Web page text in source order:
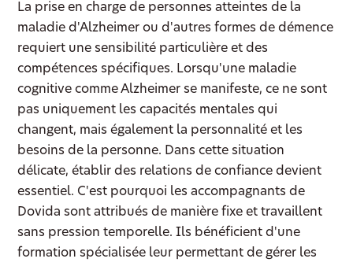
La prise en charge de personnes atteintes de la
maladie d'Alzheimer ou d'autres formes de démence
requiert une sensibilité particulière et des
compétences spécifiques. Lorsqu'une maladie
cognitive comme Alzheimer se manifeste, ce ne sont
pas uniquement les capacités mentales qui
changent, mais également la personnalité et les
besoins de la personne. Dans cette situation
délicate, établir des relations de confiance devient
essentiel. C'est pourquoi les accompagnants de
Dovida sont attribués de manière fixe et travaillent
sans pression temporelle. Ils bénéficient d'une
formation spécialisée leur permettant de gérer les